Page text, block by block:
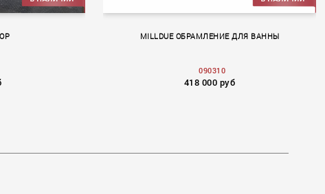
MILLDUE ОБРАМЛЕНИЕ ДЛЯ ВАННЫ
090310
418 000 руб